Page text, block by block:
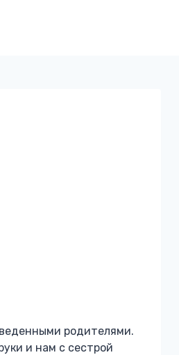
родителями.
и нам с сестрой